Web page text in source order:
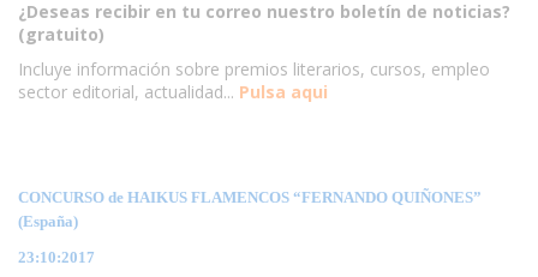
¿Deseas recibir en tu correo nuestro boletín de noticias?
(gratuito)
Incluye información sobre premios literarios, cursos, empleo
sector editorial, actualidad... Pulsa aqui
CONCURSO de HAIKUS FLAMENCOS “FERNANDO QUIÑONES”
(España)
23:10:2017